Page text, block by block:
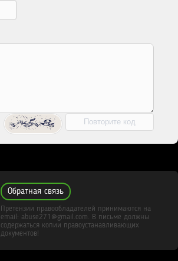
Обратная связь
Претензии правообладателей принимаются на
email: abuse271@gmail.com. В письме должны
содержаться копии правоустанавливающих
документов!